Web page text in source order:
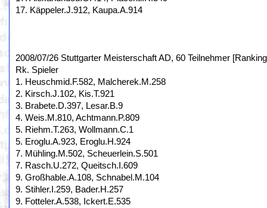
17. Käppeler.J.912, Kaupa.A.914
2008/07/26 Stuttgarter Meisterschaft AD, 60 Teilnehmer
Rk. Spieler
1. Heuschmid.F.582, Malcherek.M.258
2. Kirsch.J.102, Kis.T.921
3. Brabete.D.397, Lesar.B.9
4. Weis.M.810, Achtmann.P.809
5. Riehm.T.263, Wollmann.C.1
5. Eroglu.A.923, Eroglu.H.924
7. Mühling.M.502, Scheuerlein.S.501
7. Rasch.U.272, Queitsch.I.609
9. Großhable.A.108, Schnabel.M.104
9. Stihler.I.259, Bader.H.257
9. Fotteler.A.538, Ickert.E.535